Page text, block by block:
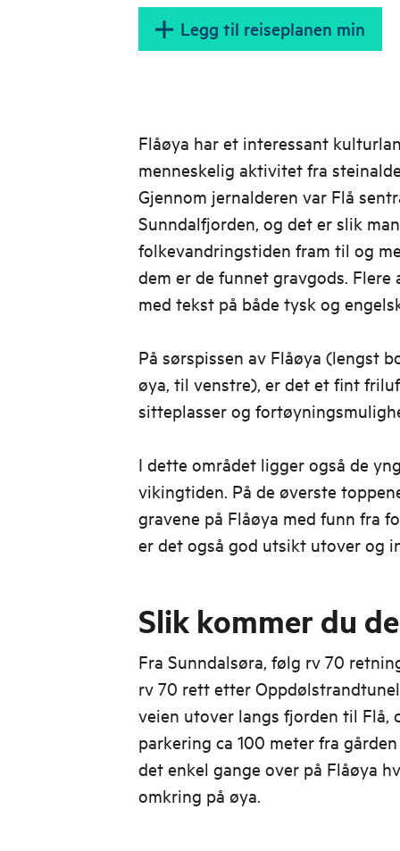
Legg til reiseplanen min
Flåøya har et interessant
menneskelig aktivitet fra
Gjennom jernalderen var Flå
Sunndalfjorden, og det er slik
folkevandringstiden fram til og
dem er de funnet gravgods. Flere
med tekst på både tysk og
På sørspissen av Flåøya (lengst
øya, til venstre), er det et fint
sitteplasser og
I dette området ligger også de
vikingtiden. På de øverste
gravene på Flåøya med funn fra
er det også god utsikt utover og
Slik kommer du
Fra Sunndalsøra, følg rv 70
rv 70 rett etter
veien utover langs fjorden til Flå,
parkering ca 100 meter fra
det enkel gange over på Flåøya
omkring på øya.